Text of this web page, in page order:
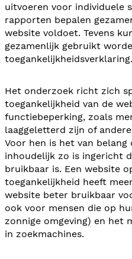
uitvoeren voor individuele
rapporten bepalen
website voldoet. Tevens
gezamenlijk gebruikt
toegankelijkheidsverklaring.
Het onderzoek richt zich
toegankelijkheid van de
functiebeperking, zoals
laaggeletterd zijn of
Voor hen is het van
inhoudelijk zo is ingericht
bruikbaar is. Een website
toegankelijkheid heeft
website beter bruikbaar
ook voor mensen die op
zonnige omgeving) en het
in zoekmachines.